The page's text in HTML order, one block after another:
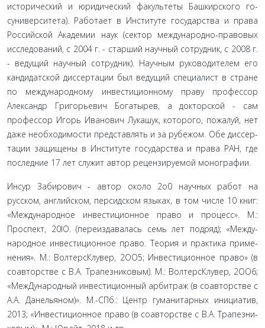
исторический и юридический факультеты Башкирского го­
суниверситета). Работает в Институте государства и права
Российской Академии наук (сектор международно-правовых
исследований, с 2004 г. - старший научный сотрудник, с 2008 г.
- ведущий научный сотрудник). Научным руководителем его
кандидатской диссертации был ведущий специалист в стране
по международному инвестиционному праву про­фессор
Александр Григорьевич Богатырев, а докторской - сам
профессор Игорь Иванович Лукашук, которого, пожалуй, нет
даже необходимости представлять и за рубежом. Обе диссер­
тации защищены в Институте государства и права РАН, где
последние 17 лет служит автор рецензируемой монографии.
Инсур Забирович - автор около 2о0 научных работ на
русском, английском, персидском языках, в том числе 10 книг:
«Международное инвестиционное право и процесс». М.:
Проспект, 20lO. (переиздавалась семь лет подряд); «Между­
народное инвестиционное право. Теория и практика приме­
нения». М.: ВолтерсКлувер, 2OO5; Инвестиционное право» (в
соавторстве с В.А. Трапезниковым). М.: ВолтерсКлувер, 2OO6;
«МежДународный инвестиционный арбитраж (в соавторстве с
А.А. Данельяном)». М.-СПб.: Центр гуманитарных инициатив,
2013; «Инвестиционное право (в соавторстве с В.А. Трапезни­